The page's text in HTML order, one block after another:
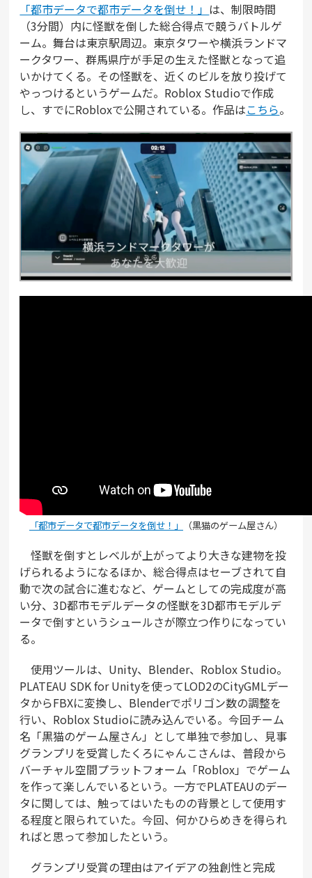
「都市データで都市データを倒せ！」 は、制限時間
（3分間）内に怪獣を倒した総合得点で競うバトルゲ
ーム。舞台は東京駅周辺。東京タワーや横浜ランドマ
ークタワー、群馬県庁が手足の生えた怪獣となって追
いかけてくる。その怪獣を、近くのビルを放り投げて
やっつけるというゲームだ。Roblox Studioで作成
し、すでにRobloxで公開されている。作品はこちら。
「都市データで都市データを倒せ！」 （黒猫のゲーム屋さん）
怪獣を倒すとレベルが上がってより大きな建物を投
げられるようになるほか、総合得点はセーブされて自
動で次の試合に進むなど、ゲームとしての完成度が高
い分、3D都市モデルデータの怪獣を3D都市モデルデ
ータで倒すというシュールさが際立つ作りになってい
る。
使用ツールは、Unity、Blender、Roblox Studio。
PLATEAU SDK for Unityを使ってLOD2のCityGMLデー
タからFBXに変換し、Blenderでポリゴン数の調整を
行い、Roblox Studioに読み込んでいる。今回チーム
名「黒猫のゲーム屋さん」として単独で参加し、見事
グランプリを受賞したくろにゃんこさんは、普段から
バーチャル空間プラットフォーム「Roblox」でゲーム
を作って楽しんでいるという。一方でPLATEAUのデー
タに関しては、触ってはいたものの背景として使用す
る程度と限られていた。今回、何かひらめきを得られ
ればと思って参加したという。
グランプリ受賞の理由はアイデアの独創性と完成